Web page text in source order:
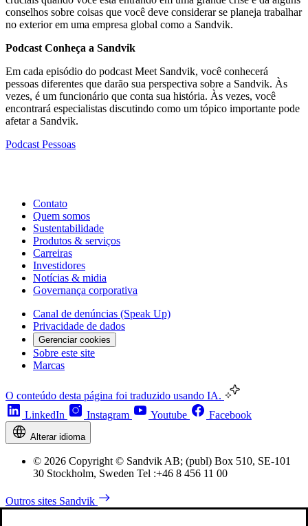
conselhos sobre coisas que você deve considerar se planeja trabalhar
no exterior em uma empresa global como a Sandvik.
Podcast Conheça a Sandvik
Em cada episódio do podcast Meet Sandvik, você conhecerá
pessoas diferentes que darão sua perspectiva sobre a Sandvik. Às
vezes, é um funcionário que conta sua história. Às vezes, você
encontrará especialistas discutindo como um tópico importante pode
afetar a Sandvik.
Podcast Pessoas
Contato
Quem somos
Sustentabilidade
Produtos & serviços
Carreiras
Investidores
Notícias & midia
Governança corporativa
Canal de denúncias (Speak Up)
Privacidade de dados
Gerenciar cookies
Sobre este site
Marcas
O conteúdo desta página foi traduzido usando IA.
LinkedIn
Instagram Youtube Facebook
Alterar idioma
© 2026 Copyright © Sandvik AB; (publ) Box 510, SE-101
30 Stockholm, Sweden Tel :+46 8 456 11 00
Outros sites Sandvik